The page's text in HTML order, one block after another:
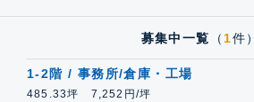
募集中一覧 （ 1件）
1-2階 / 事務所/倉庫・工場
485.33坪 7,252円/坪